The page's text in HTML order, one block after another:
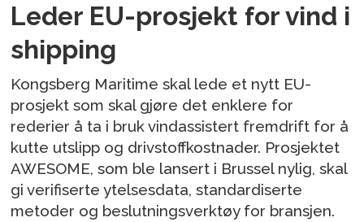
Leder EU-prosjekt for vind i
shipping
Kongsberg Maritime skal lede et nytt EU-
prosjekt som skal gjøre det enklere for
rederier å ta i bruk vindassistert fremdrift for å
kutte utslipp og drivstoffkostnader. Prosjektet
AWESOME, som ble lansert i Brussel nylig, skal
gi verifiserte ytelsesdata, standardiserte
metoder og beslutningsverktøy for bransjen.